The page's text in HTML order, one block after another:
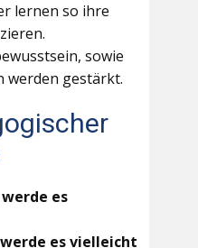
lernen so ihre
sowie
werden gestärkt.
es
es vielleicht